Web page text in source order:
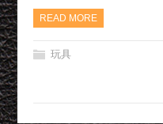
READ MORE
玩具